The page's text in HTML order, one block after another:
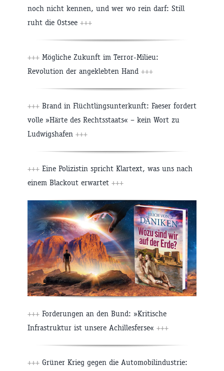
noch nicht kennen, und wer wo rein darf: Still
ruht die Ostsee +++
+++ Mögliche Zukunft im Terror-Milieu:
Revolution der angeklebten Hand +++
+++ Brand in Flüchtlingsunterkunft: Faeser fordert
volle »Härte des Rechtsstaats« – kein Wort zu
Ludwigshafen +++
+++ Eine Polizistin spricht Klartext, was uns nach
einem Blackout erwartet +++
+++ Forderungen an den Bund: »Kritische
Infrastruktur ist unsere Achillesferse« +++
+++ Grüner Krieg gegen die Automobilindustrie: